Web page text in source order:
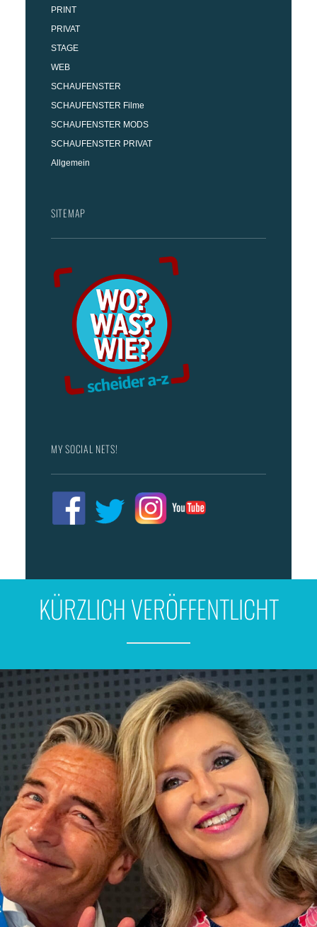
PRINT
PRIVAT
STAGE
WEB
SCHAUFENSTER
SCHAUFENSTER Filme
SCHAUFENSTER MODS
SCHAUFENSTER PRIVAT
Allgemein
SITEMAP
MY SOCIAL NETS!
KÜRZLICH VERÖFFENTLICHT